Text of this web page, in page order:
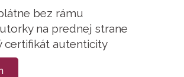
bez rámu
na prednej strane
certifikát autenticity